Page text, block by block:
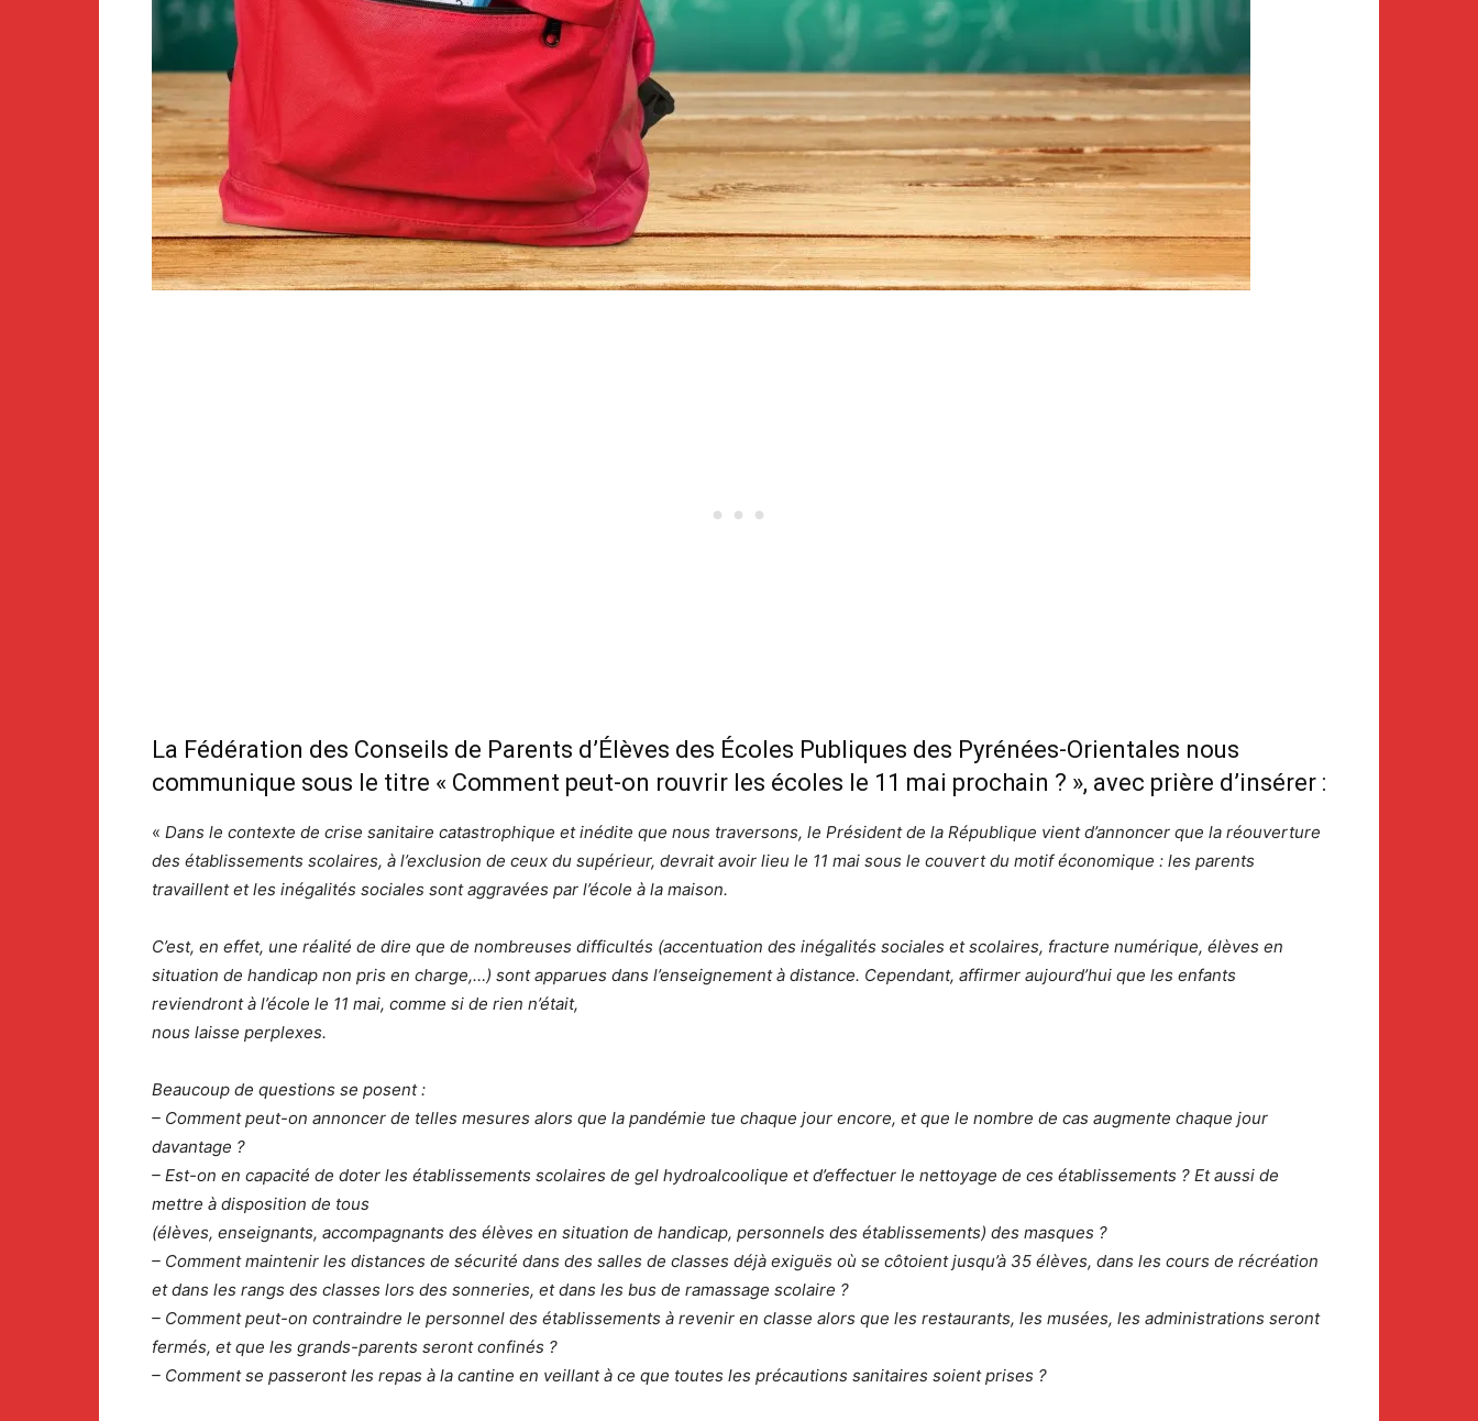
La Fédération des Conseils de Parents d’Élèves des Écoles Publiques des Pyrénées-Orientales nous
communique sous le titre « Comment peut-on rouvrir les écoles le 11 mai prochain ? », avec prière d’insérer :
« Dans le contexte de crise sanitaire catastrophique et inédite que nous traversons, le Président de la République vient d’annoncer que la réouverture
des établissements scolaires, à l’exclusion de ceux du supérieur, devrait avoir lieu le 11 mai sous le couvert du motif économique : les parents
travaillent et les inégalités sociales sont aggravées par l’école à la maison.
C’est, en effet, une réalité de dire que de nombreuses difficultés (accentuation des inégalités sociales et scolaires, fracture numérique, élèves en
situation de handicap non pris en charge,…) sont apparues dans l’enseignement à distance. Cependant, affirmer aujourd’hui que les enfants
reviendront à l’école le 11 mai, comme si de rien n’était,
nous laisse perplexes.
Beaucoup de questions se posent :
– Comment peut-on annoncer de telles mesures alors que la pandémie tue chaque jour encore, et que le nombre de cas augmente chaque jour
davantage ?
– Est-on en capacité de doter les établissements scolaires de gel hydroalcoolique et d’effectuer le nettoyage de ces établissements ? Et aussi de
mettre à disposition de tous
(élèves, enseignants, accompagnants des élèves en situation de handicap, personnels des établissements) des masques ?
– Comment maintenir les distances de sécurité dans des salles de classes déjà exiguës où se côtoient jusqu’à 35 élèves, dans les cours de récréation
et dans les rangs des classes lors des sonneries, et dans les bus de ramassage scolaire ?
– Comment peut-on contraindre le personnel des établissements à revenir en classe alors que les restaurants, les musées, les administrations seront
fermés, et que les grands-parents seront confinés ?
– Comment se passeront les repas à la cantine en veillant à ce que toutes les précautions sanitaires soient prises ?